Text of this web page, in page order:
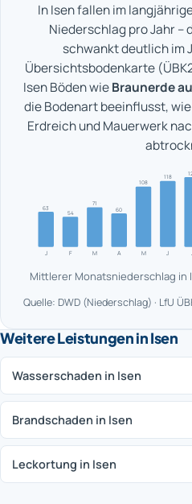
In Isen fallen im
Niederschlag pro Jahr –
schwankt deutlich im
Übersichtsbodenkarte
Isen Böden wieBraunerde
die Bodenart beeinflusst,
Erdreich und Mauerwerk
J
63
F
54
M
71
A
60
M
108
J
118
Mittlerer Monatsniederschlag in
Quelle: DWD (Niederschlag) · LfU
Weitere Leistungen in Isen
Wasserschaden in Isen
Brandschaden in Isen
Leckortung in Isen